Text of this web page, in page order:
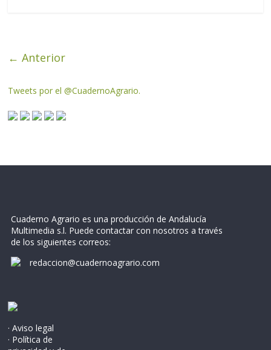
← Anterior
Tweets por el @CuadernoAgrario.
Cuaderno Agrario es una producción de Andalucía
Multimedia s.l. Puede contactar con nosotros a través
de los siguientes correos:
redaccion@cuadernoagrario.com
· Aviso legal
· Política de